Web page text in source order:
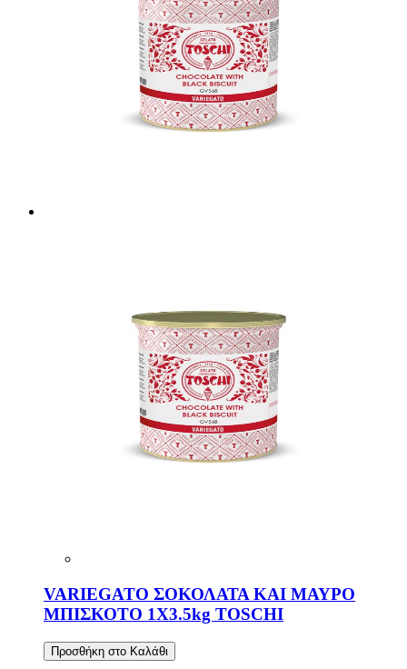
VARIEGATO ΣΟΚΟΛΑΤΑ ΚΑΙ ΜΑΥΡΟ
ΜΠΙΣΚΟΤΟ 1X3.5kg TOSCHI
Προσθήκη στο Καλάθι